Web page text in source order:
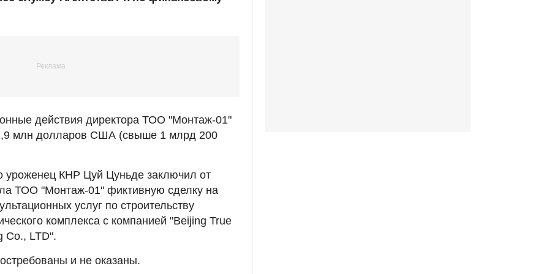
действия директора ТОО "Монтаж-01"
млн долларов США (свыше 1 млрд 200
уроженец КНР Цуй Цуньде заключил от
ТОО "Монтаж-01" фиктивную сделку на
услуг по строительству
комплекса с компанией "Beijing True
Co., LTD".
и не оказаны.